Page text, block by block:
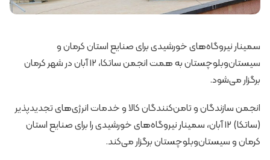
سمینار نیروگاه‌های خورشیدی برای صنایع استان کرمان و
سیستان‌وبلوچستان به همت انجمن ساتکا، 12 آبان در شهر کرمان
برگزار می‌شود.
انجمن سازندگان و تامن‌کنندگان کالا و خدمات انرژی‌های تجدیدپذیر
(ساتکا) 12 آبان، سمینار نیروگاه‌های خورشیدی را برای صنایع استان
کرمان و سیستان‌وبلوچستان برگزار می‌کند.